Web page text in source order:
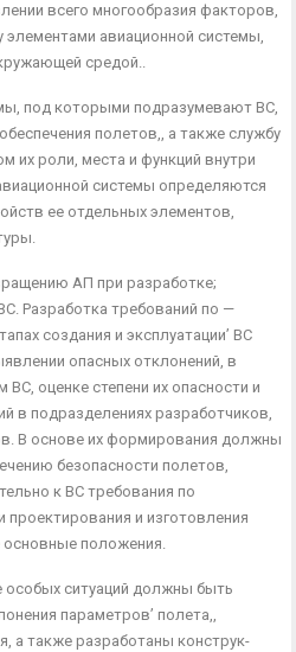
всего многообразия факторов,
авиацион­ной системы,
средой..
под которыми подразуме­вают ВС,
полетов,, а также службу
их роли, ме­ста и функций внутри
системы определяются
ее отдельных элементов,
АП при разработке;
Разработка требований по —
создания и эксплуатации’ ВС
опасных отклонений, в
оценке степени их опасно­сти и
в подразделениях разра­ботчиков,
В основе их формиро­вания должны
безопасно­сти полетов,
к ВС требо­вания по
и из­готовления
положения.
ситуаций должны быть
параметров’ полета,,
а также разработаны конструк­